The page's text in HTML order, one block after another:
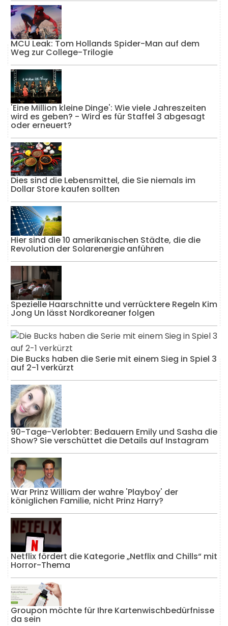
MCU Leak: Tom Hollands Spider-Man auf dem
Weg zur College-Trilogie
'Eine Million kleine Dinge': Wie viele Jahreszeiten
wird es geben? - Wird es für Staffel 3 abgesagt
oder erneuert?
Dies sind die Lebensmittel, die Sie niemals im
Dollar Store kaufen sollten
Hier sind die 10 amerikanischen Städte, die die
Revolution der Solarenergie anführen
Spezielle Haarschnitte und verrücktere Regeln Kim
Jong Un lässt Nordkoreaner folgen
Die Bucks haben die Serie mit einem Sieg in Spiel 3
auf 2-1 verkürzt
90-Tage-Verlobter: Bedauern Emily und Sasha die
Show? Sie verschüttet die Details auf Instagram
War Prinz William der wahre 'Playboy' der
königlichen Familie, nicht Prinz Harry?
Netflix fördert die Kategorie „Netflix and Chills“ mit
Horror-Thema
Groupon möchte für Ihre Kartenwischbedürfnisse
da sein